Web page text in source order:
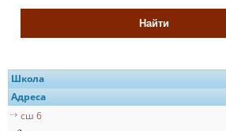
Школа
Адреса
сш 6